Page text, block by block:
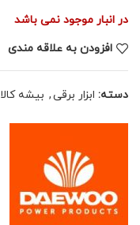
در انبار موجود نمی باشد
افزودن به علاقه مندی
دسته: ابزار برقی, بیشه کالا